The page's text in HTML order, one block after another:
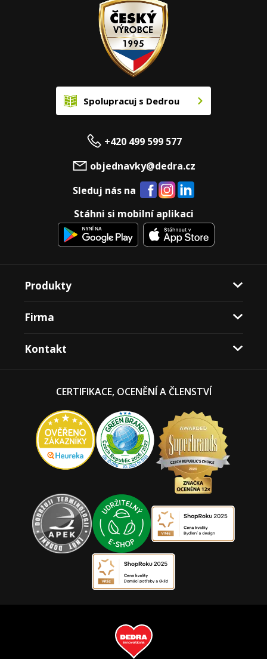
Spolupracuj s Dedrou
+420 499 599 577
objednavky@dedra.cz
Sleduj nás na
Stáhni si mobilní aplikaci
Produkty
Firma
Kontakt
CERTIFIKACE, OCENĚNÍ A ČLENSTVÍ